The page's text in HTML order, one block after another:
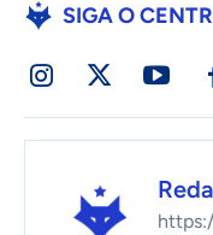
SIGA O